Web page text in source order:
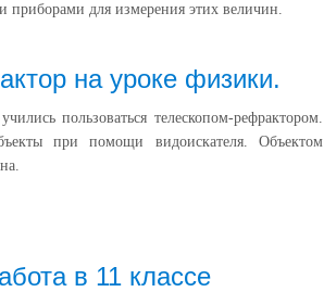
приборами для измерения этих величин.
на уроке физики.
пользоваться телескопом-рефрактором.
при помощи видоискателя. Объектом
в 11 классе